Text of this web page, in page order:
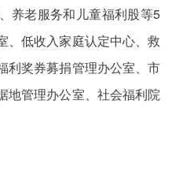
养老服务和儿童福利股等5
、低收入家庭认定中心、救
利奖券募捐管理办公室、市
地管理办公室、社会福利院